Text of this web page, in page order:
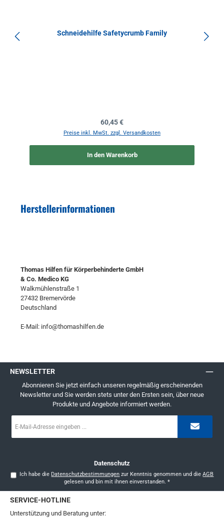
Schneidehilfe Safetycrumb Family
Regulärer Preis:
60,45 €
Preise inkl. MwSt. zzgl. Versandkosten
In den Warenkorb
Herstellerinformationen
Thomas Hilfen für Körperbehinderte GmbH
& Co. Medico KG
Walkmühlenstraße 1
27432 Bremervörde
Deutschland
E-Mail: info@thomashilfen.de
NEWSLETTER
Abonnieren Sie jetzt einfach unseren regelmäßig erscheinenden
Newsletter und Sie werden stets unter den Ersten sein, über neue
Produkte und Angebote informiert werden.
Mail-
Datenschutz
Ich habe die Datenschutzbestimmungen zur Kenntnis genommen und dieAGB
gelesen und bin mit ihnen einverstanden. *
SERVICE-HOTLINE
Unterstützung und Beratung unter: